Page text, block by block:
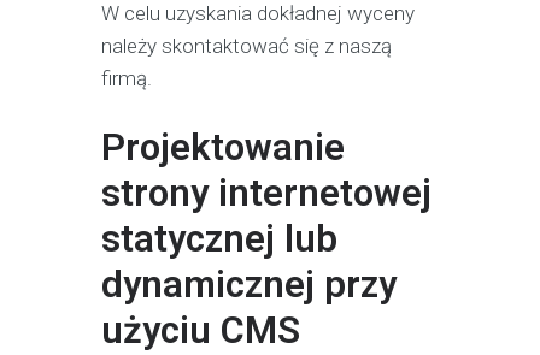
W celu uzyskania dokładnej wyceny
należy skontaktować się z naszą
firmą.
Projektowanie
strony internetowej
statycznej lub
dynamicznej przy
użyciu CMS